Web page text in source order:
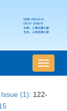
导
航
换
Issue (1): 122-